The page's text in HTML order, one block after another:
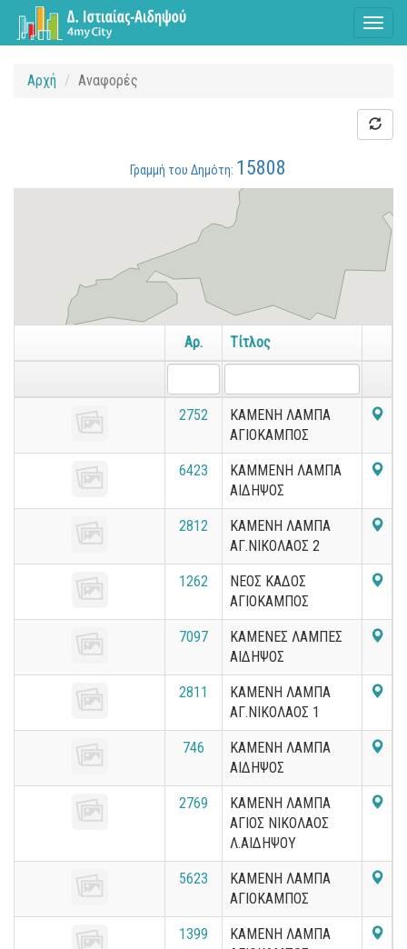
Αρχή Αναφορές
Γραμμή του Δημότη: 15808
Αρ. Τίτλος
2752
ΚΑΜΕΝΗ ΛΑΜΠΑ
ΑΓΙΟΚΑΜΠΟΣ
6423
ΚΑΜΜΕΝΗ ΛΑΜΠΑ
ΑΙΔΗΨΟΣ
2812
ΚΑΜΕΝΗ ΛΑΜΠΑ
ΑΓ.ΝΙΚΟΛΑΟΣ 2
1262
ΝΕΟΣ ΚΑΔΟΣ
ΑΓΙΟΚΑΜΠΟΣ
7097
ΚΑΜΕΝΕΣ ΛΑΜΠΕΣ
ΑΙΔΗΨΟΣ
2811
ΚΑΜΕΝΗ ΛΑΜΠΑ
ΑΓ.ΝΙΚΟΛΑΟΣ 1
746
ΚΑΜΕΝΗ ΛΑΜΠΑ
ΑΙΔΗΨΟΣ
2769
ΚΑΜΕΝΗ ΛΑΜΠΑ
ΑΓΙΟΣ ΝΙΚΟΛΑΟΣ
Λ.ΑΙΔΗΨΟΥ
5623
ΚΑΜΕΝΗ ΛΑΜΠΑ
ΑΓΙΟΚΑΜΠΟΣ
1399
ΚΑΜΕΝΗ ΛΑΜΠΑ